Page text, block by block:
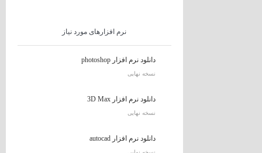
نرم افزارهای مورد نیاز
دانلود نرم افزار photoshop
نسخه نهایی
دانلود نرم افزار 3D Max
نسخه نهایی
دانلود نرم افزار autocad